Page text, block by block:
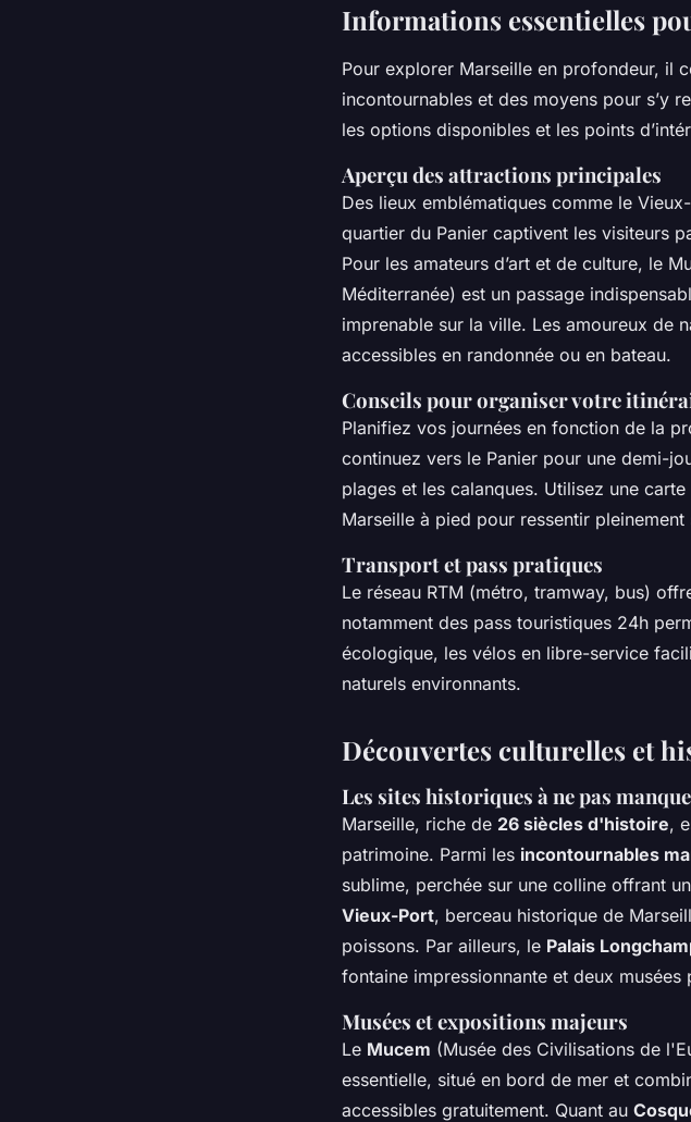
Informations essentielles
Pour explorer Marseille en profondeur, il
incontournables et des moyens pour s’y
les options disponibles et les points
Aperçu des attractions principales
Des lieux emblématiques comme le
quartier du Panier captivent les visiteurs
Pour les amateurs d’art et de culture, le
Méditerranée) est un passage
imprenable sur la ville. Les amoureux de
accessibles en randonnée ou en bateau.
Conseils pour organiser votre
Planifiez vos journées en fonction de la
continuez vers le Panier pour une demi-
plages et les calanques. Utilisez une
Marseille à pied pour ressentir pleinement
Transport et pass pratiques
Le réseau RTM (métro, tramway, bus)
notamment des pass touristiques 24h
écologique, les vélos en libre-service
naturels environnants.
Découvertes culturelles et
Les sites historiques à ne pas
Marseille, riche de 26 siècles d'histoire,
patrimoine. Parmi les incontournables
sublime, perchée sur une colline offrant
Vieux-Port, berceau historique de
poissons. Par ailleurs, le Palais
fontaine impressionnante et deux
Musées et expositions majeurs
Le Mucem (Musée des Civilisations de
essentielle, situé en bord de mer et
accessibles gratuitement. Quant au